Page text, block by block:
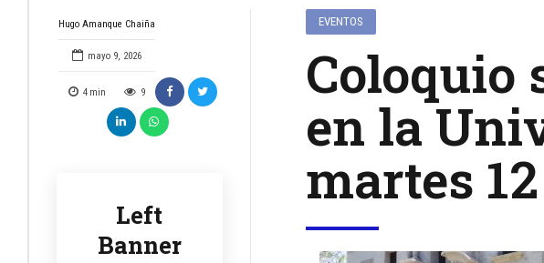
Hugo Amanque Chaiña
mayo 9, 2026
4 min 9
Left
Banner
EVENTOS
Coloquio
en la
martes